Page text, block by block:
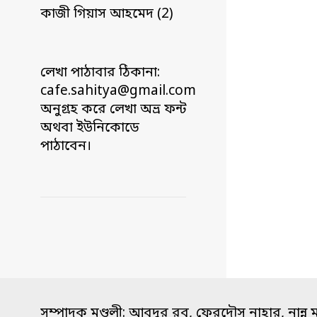
কাজী গিয়াস আহমেদ (2)
লেখা পাঠাবার ঠিকানা:
cafe.sahitya@gmail.com
অনুগ্রহ করে লেখা অভ্র ফন্ট
অথবা ইউনিকোডে
পাঠাবেন।